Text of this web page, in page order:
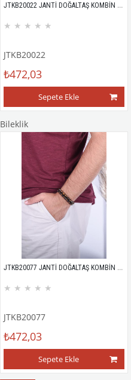
JTKB20022 JANTİ DOĞALTAŞ KOMBİN BİLEKLİK
★ ★ ★ ★ ★
JTKB20022
₺472,03
Sepete Ekle
Bileklik
JTKB20077 JANTİ DOĞALTAŞ KOMBİN BİLEKLİK
★ ★ ★ ★ ★
JTKB20077
₺472,03
Sepete Ekle